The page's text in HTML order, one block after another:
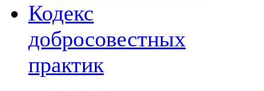
Кодекс
добросовестных
практик